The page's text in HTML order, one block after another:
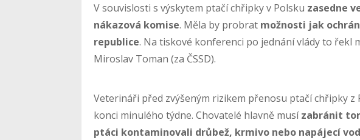
V souvislosti s výskytem ptačí chřipky v Polsku zasedne
nákazová komise. Měla by probrat možnosti jak
republice. Na tiskové konferenci po jednání vlády to řekl
Miroslav Toman (za ČSSD).
Veterináři před zvýšeným rizikem přenosu ptačí chřipky z
konci minulého týdne. Chovatelé hlavně musízabránit
ptáci kontaminovali drůbež, krmivo nebo napájecí